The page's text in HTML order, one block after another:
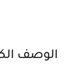
الوصف